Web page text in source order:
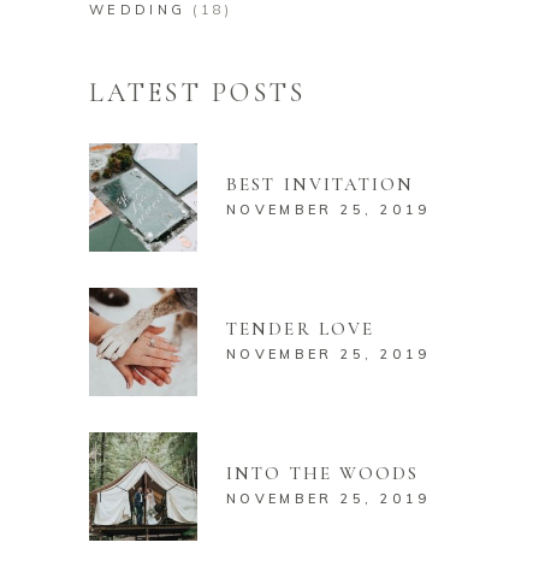
WEDDING (18)
LATEST POSTS
BEST INVITATION
NOVEMBER 25, 2019
TENDER LOVE
NOVEMBER 25, 2019
INTO THE WOODS
NOVEMBER 25, 2019